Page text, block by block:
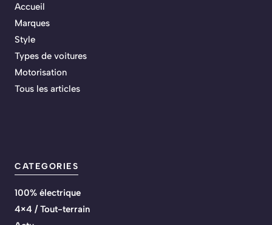
Accueil
Marques
Style
Types de voitures
Motorisation
Tous les articles
CATEGORIES
100% électrique
4×4 / Tout-terrain